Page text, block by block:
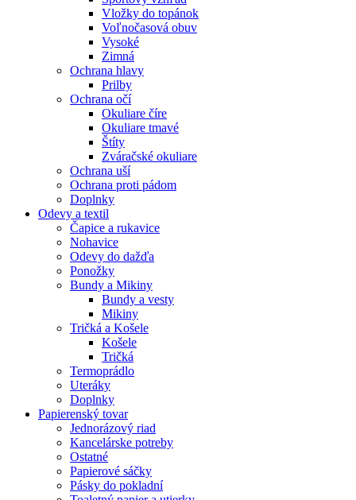
Vložky do topánok
Voľnočasová obuv
Vysoké
Zimná
Ochrana hlavy
Prilby
Ochrana očí
Okuliare číre
Okuliare tmavé
Štíty
Zváračské okuliare
Ochrana uší
Ochrana proti pádom
Doplnky
Odevy a textil
Čapice a rukavice
Nohavice
Odevy do dažďa
Ponožky
Bundy a Mikiny
Bundy a vesty
Mikiny
Tričká a Košele
Košele
Tričká
Termoprádlo
Uteráky
Doplnky
Papierenský tovar
Jednorázový riad
Kancelárske potreby
Ostatné
Papierové sáčky
Pásky do pokladní